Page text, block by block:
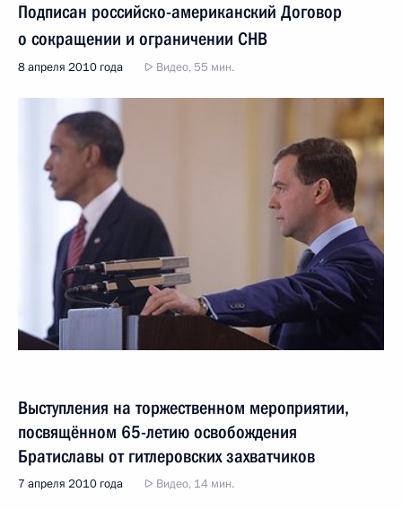
Подписан российско-американский Договор
о сокращении и ограничении СНВ
8 апреля 2010 года Видео, 55 мин.
Выступления на торжественном мероприятии,
посвящённом 65-летию освобождения
Братиславы от гитлеровских захватчиков
7 апреля 2010 года Видео, 14 мин.